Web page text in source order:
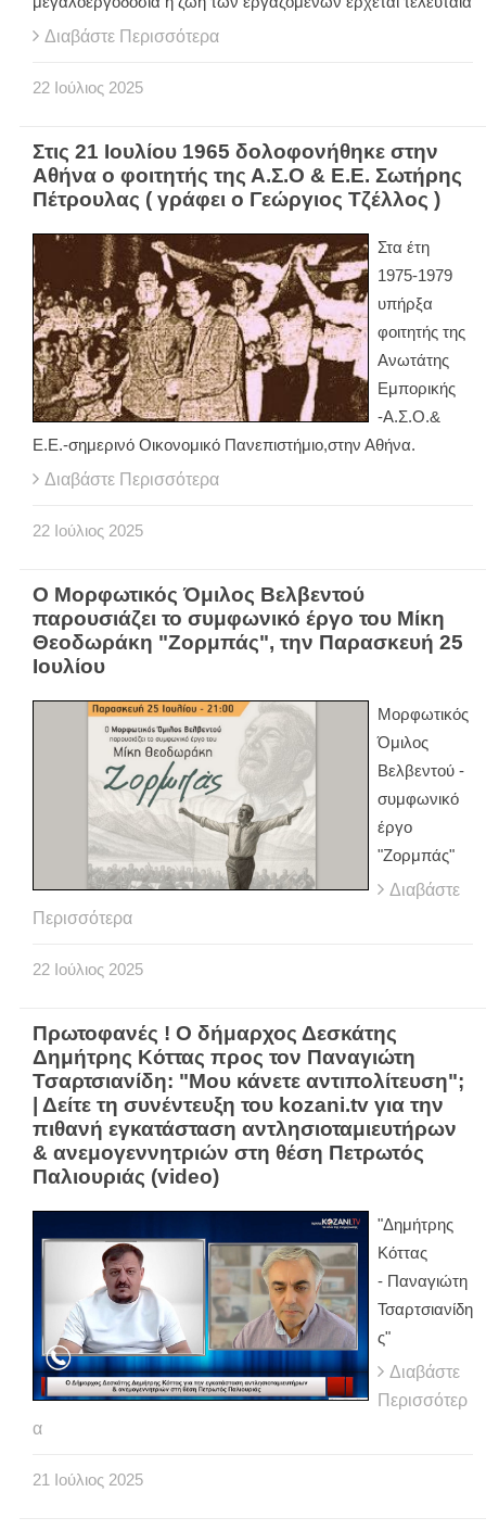
Διαβάστε Περισσότερα
22 Ιούλιος 2025
Στις 21 Ιουλίου 1965 δολοφονήθηκε στην
Αθήνα ο φοιτητής της Α.Σ.Ο & Ε.Ε. Σωτήρης
Πέτρουλας ( γράφει ο Γεώργιος Τζέλλος )
Στα έτη
1975-1979
υπήρξα
φοιτητής της
Ανωτάτης
Εμπορικής
-Α.Σ.Ο.&
Ε.Ε.-σημερινό Οικονομικό Πανεπιστήμιο,στην Αθήνα.
Διαβάστε Περισσότερα
22 Ιούλιος 2025
Ο Μορφωτικός Όμιλος Βελβεντού
παρουσιάζει το συμφωνικό έργο του Μίκη
Θεοδωράκη "Ζορμπάς", την Παρασκευή 25
Ιουλίου
Μορφωτικός
Όμιλος
Βελβεντού -
συμφωνικό
έργο
"Ζορμπάς"
Διαβάστε
Περισσότερα
22 Ιούλιος 2025
Πρωτοφανές ! Ο δήμαρχος Δεσκάτης
Δημήτρης Κόττας προς τον Παναγιώτη
Τσαρτσιανίδη: "Μου κάνετε αντιπολίτευση";
| Δείτε τη συνέντευξη του kozani.tv για την
πιθανή εγκατάσταση αντλησιοταμιευτήρων
& ανεμογεννητριών στη θέση Πετρωτός
Παλιουριάς (video)
"Δημήτρης
Κόττας
- Παναγιώτη
Τσαρτσιανίδη
ς"
Διαβάστε
Περισσότερ
α
21 Ιούλιος 2025